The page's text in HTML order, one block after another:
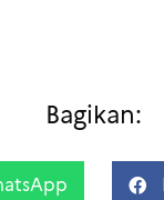
Bagikan: